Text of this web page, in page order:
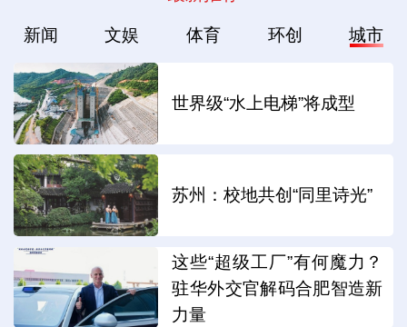
新闻 文娱 体育 环创 城市
世界级“水上电梯”将成型
苏州：校地共创“同里诗光”
这些“超级工厂”有何魔力？
驻华外交官解码合肥智造新
力量